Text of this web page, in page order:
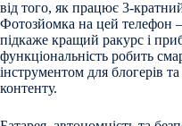
від того, як працює 3-
Фотозйомка на цей телефон
підкаже кращий ракурс і
функціональність робить
інструментом для блогерів
контенту.